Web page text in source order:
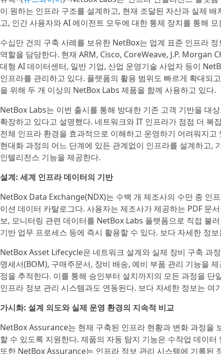
이 원하는 인프라 구조를 설계하고, 현재 조달된 자산과 실제
고, 인간 사용자와 AI 에이전트 모두에 대한 통제 장치를 통해
수십만 건의 구축 사례를 보유한 NetBox는 업계 표준 인프라
역할을 담당한다. 현재 ARM, Cisco, CoreWeave, J.P. Morgan
대형 AI 데이터센터, 일반 기업, 산업 운영기술 사업자 등이
인프라를 관리하고 있다. 플랫폼의 활용 범위도 빠르게 확대되
을 위해 두 개 이상의 NetBox Labs 제품을 함께 사용하고 있다.
NetBox Labs는 이번 출시를 통해 방대한 기존 고객 기반을 대
확장하고 있다고 설명했다. 네트워크와 IT 인프라가 점점 더
전체 인프라 환경을 효과적으로 이해하고 운영하기 어려워지
현대화 과정의 어느 단계에 있든 관계없이 인프라를 설계하고,
인텔리전스 기능을 제공한다.
설계: 세계 인프라 데이터의 기반
NetBox Data Exchange(NDX)는 수백 개 제조사의 수만 종 인
이션 데이터 카탈로그다. 사용자는 제조사가 제공하는 PDF 문
보, 모니터링 관련 데이터를 NetBox Labs 플랫폼으로 직접 불
기반 업무 프로세스 등에 즉시 활용할 수 있다. 보다 자세한 정
NetBox Asset Lifecycle은 네트워크 설계와 실제 장비 구축 과
명세서(BOM), 구매주문서, 장비 배송, 예비 부품 관리 기능을
정을 추적한다. 이를 통해 승인부터 설치까지의 모든 과정을
인프라 정보 관리 시스템과도 연동된다. 보다 자세한 정보는 여
가시화: 설계 의도와 실제 운영 환경의 지속적 비교
NetBox Assurance는 현재 구축된 인프라 현황과 변화 과정을
할 수 있도록 지원한다. 제품의 자동 탐지 기능은 수작업 데이
또한 NetBox Assurance는 인프라 정보 관리 시스템에 기록된